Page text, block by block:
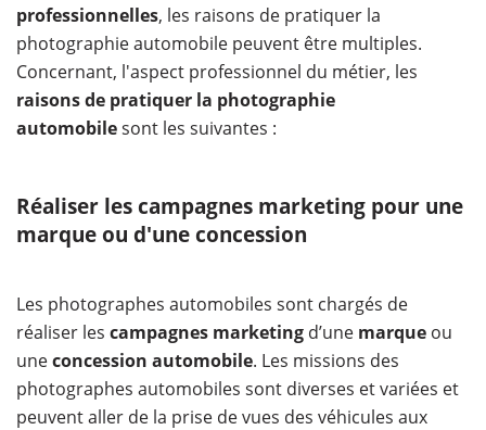
professionnelles, les raisons de pratiquer la
photographie automobile peuvent être multiples.
Concernant, l'aspect professionnel du métier, les
raisons de pratiquer la photographie
automobilesont les suivantes :
Réaliser les campagnes marketing pour une
marque ou d'une concession
Les photographes automobiles sont chargés de
réaliser les campagnes marketing d’une marque ou
uneconcession automobile. Les missions des
photographes automobiles sont diverses et variées et
peuvent aller de la prise de vues des véhicules aux